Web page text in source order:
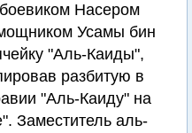
Насером
Усамы бин
"Аль-Каиды",
разбитую в
"Аль-Каиду" на
Заместитель аль-